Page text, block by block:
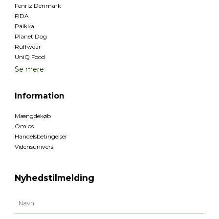
Fenriz Denmark
FIDA
Paikka
Planet Dog
Ruffwear
UniQ Food
Se mere
Information
Mængdekøb
Om os
Handelsbetingelser
Vidensunivers
Nyhedstilmelding